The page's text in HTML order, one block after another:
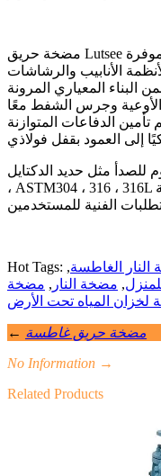
مضخة حريق Lutsee ذات الطرد المركزي بتصميمات موفرة
الأنابيب والرشاشات
البناء المعياري المرونة
الأوعية وجرس الشفط معًا
الدفاعات المتوازنة
للصدأ مثل حديد الدكتايل
، ASTM304 ، 316 ، 316L لتلبية ظروف العمل الخاصة المختلفة
الغاطسة,
, مضخة النار , مضخة
المياه تحت الأرض
← مضخة حريق غاطسة
No Information →
Related Products